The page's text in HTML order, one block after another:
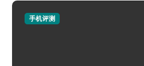
手机评测